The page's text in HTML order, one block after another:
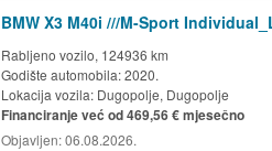
BMW X3 M40i ///M-Sport
Rabljeno vozilo, 124936 km
Godište automobila: 2020.
Lokacija vozila: Dugopolje, Dugopolje
Financiranje već od 469,56 € mjesečno
Objavljen:06.08.2026.